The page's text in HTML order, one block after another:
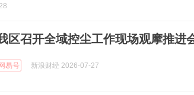
区召开全域控尘工作现场观摩推进
网易号 新浪财经 2026-07-27